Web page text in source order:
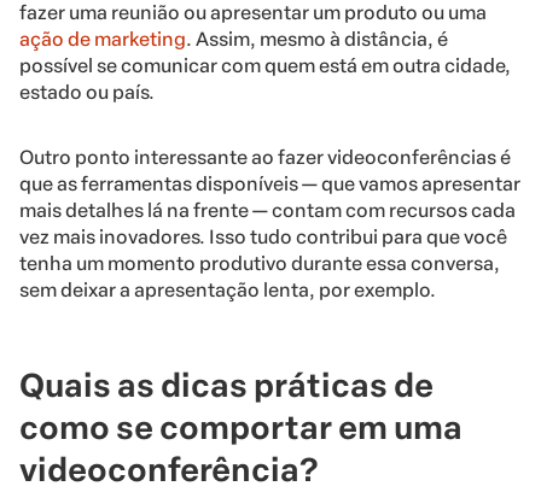
fazer uma reunião ou apresentar um produto ou uma
ação de marketing. Assim, mesmo à distância, é
possível se comunicar com quem está em outra cidade,
estado ou país.
Outro ponto interessante ao fazer videoconferências é
que as ferramentas disponíveis — que vamos apresentar
mais detalhes lá na frente — contam com recursos cada
vez mais inovadores. Isso tudo contribui para que você
tenha um momento produtivo durante essa conversa,
sem deixar a apresentação lenta, por exemplo.
Quais as dicas práticas de
como se comportar em uma
videoconferência?